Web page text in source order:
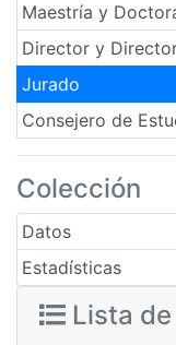
Maestría y
Director y
Jurado
Consejero de
Colección
Datos
Estadísticas
Lista de